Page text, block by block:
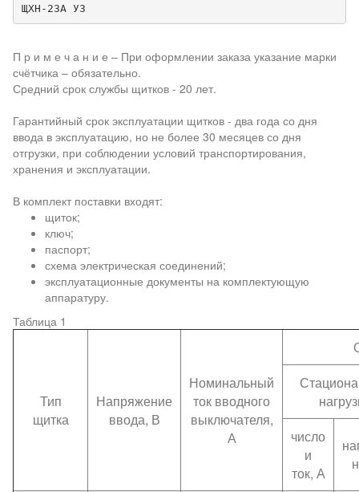
ЩХН-23А У3
П р и м е ч а н и е – При оформлении заказа указание марки
счётчика – обязательно.
Средний срок службы щитков - 20 лет.
Гарантийный срок эксплуатации щитков - два года со дня
ввода в эксплуатацию, но не более 30 месяцев со дня
отгрузки, при соблюдении условий транспортирования,
хранения и эксплуатации.
В комплект поставки входят:
щиток;
ключ;
паспорт;
схема электрическая соединений;
эксплуатационные документы на комплектующую
аппаратуру.
Таблица 1
Тип
щитка
Напряжение
ввода, В
Номинальный
ток вводного
выключателя,
А
число
и
ток, А